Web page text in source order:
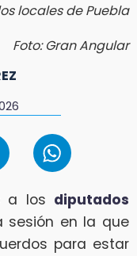
locales de Puebla
Foto: Gran Angular
a los diputados
sesión en la que
para estar